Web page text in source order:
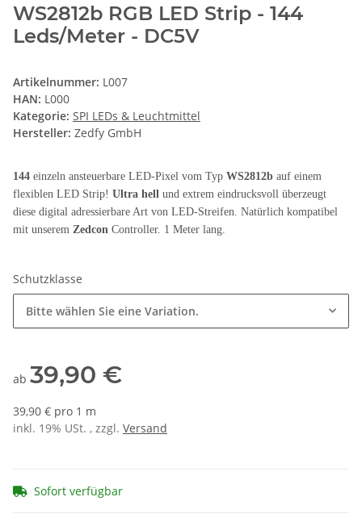
WS2812b RGB LED Strip - 144
Leds/Meter - DC5V
Artikelnummer: L007
HAN: L000
Kategorie: SPI LEDs & Leuchtmittel
Hersteller: Zedfy GmbH
144 einzeln ansteuerbare LED-Pixel vom Typ WS2812b auf einem
flexiblen LED Strip! Ultra hell und extrem eindrucksvoll überzeugt
diese digital adressierbare Art von LED-Streifen. Natürlich kompatibel
mit unserem Zedcon Controller. 1 Meter lang.
Schutzklasse
Bitte wählen Sie eine Variation.
ab 39,90 €
39,90 € pro 1 m
inkl. 19% USt. , zzgl. Versand
Sofort verfügbar